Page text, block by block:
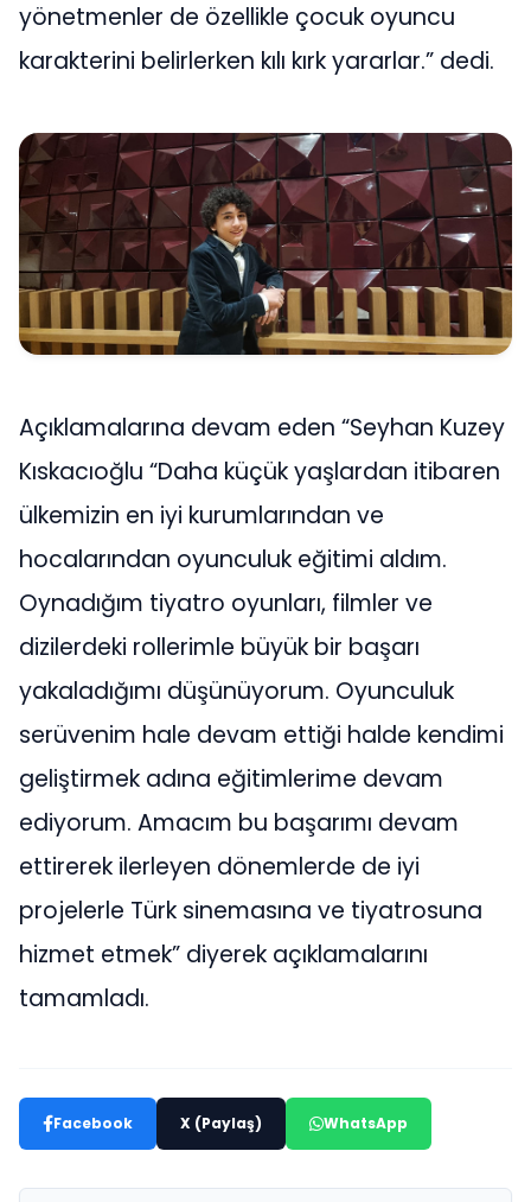
yönetmenler de özellikle çocuk oyuncu
karakterini belirlerken kılı kırk yararlar.” dedi.
Açıklamalarına devam eden “Seyhan Kuzey
Kıskacıoğlu “Daha küçük yaşlardan itibaren
ülkemizin en iyi kurumlarından ve
hocalarından oyunculuk eğitimi aldım.
Oynadığım tiyatro oyunları, filmler ve
dizilerdeki rollerimle büyük bir başarı
yakaladığımı düşünüyorum. Oyunculuk
serüvenim hale devam ettiği halde kendimi
geliştirmek adına eğitimlerime devam
ediyorum. Amacım bu başarımı devam
ettirerek ilerleyen dönemlerde de iyi
projelerle Türk sinemasına ve tiyatrosuna
hizmet etmek” diyerek açıklamalarını
tamamladı.
Facebook X (Paylaş) WhatsApp